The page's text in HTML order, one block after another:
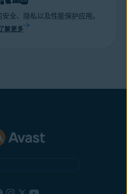
全、隐私以及性能保护应用。
解更多